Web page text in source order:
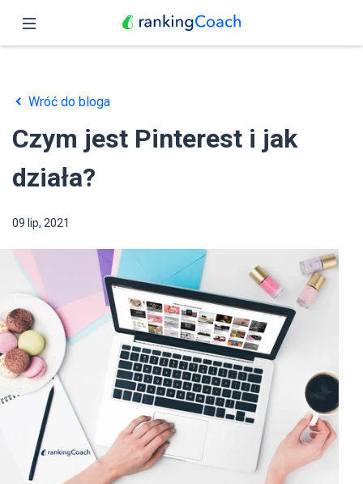
Funkcje
Ceny
Partnerzy
Blog
Wróć do bloga
Czym jest Pinterest i jak
działa?
09 lip, 2021